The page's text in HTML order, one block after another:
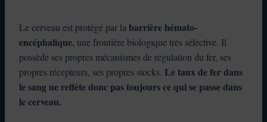
Le cerveau est protégé par la barrière hémato-
encéphalique, une frontière biologique très sélective. Il
possède ses propres mécanismes de régulation du fer, ses
propres récepteurs, ses propres stocks. Le taux de fer dans
le sang ne reflète donc pas toujours ce qui se passe dans
le cerveau.